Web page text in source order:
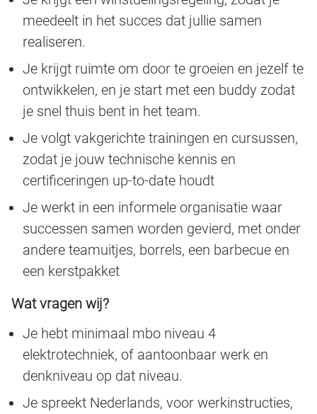
meedeelt in het succes dat jullie samen
realiseren.
Je krijgt ruimte om door te groeien en jezelf te
ontwikkelen, en je start met een buddy zodat
je snel thuis bent in het team.
Je volgt vakgerichte trainingen en cursussen,
zodat je jouw technische kennis en
certificeringen up-to-date houdt
Je werkt in een informele organisatie waar
successen samen worden gevierd, met onder
andere teamuitjes, borrels, een barbecue en
een kerstpakket
Wat vragen wij?
Je hebt minimaal mbo niveau 4
elektrotechniek, of aantoonbaar werk en
denkniveau op dat niveau.
Je spreekt Nederlands, voor werkinstructies,